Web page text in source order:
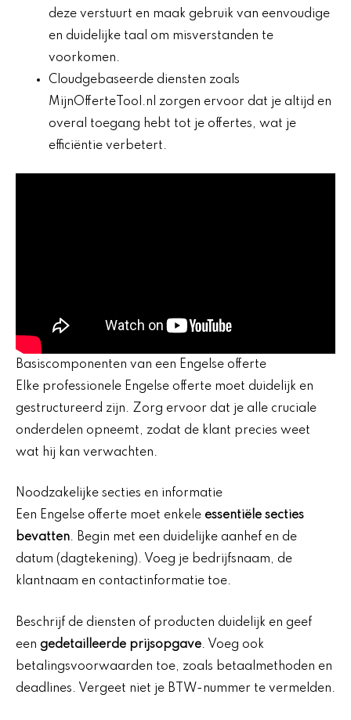
deze verstuurt en maak gebruik van eenvoudige
en duidelijke taal om misverstanden te
voorkomen.
Cloudgebaseerde diensten zoals
MijnOfferteTool.nl zorgen ervoor dat je altijd en
overal toegang hebt tot je offertes, wat je
efficiëntie verbetert.
Basiscomponenten van een Engelse offerte
Elke professionele Engelse offerte moet duidelijk en
gestructureerd zijn. Zorg ervoor dat je alle cruciale
onderdelen opneemt, zodat de klant precies weet
wat hij kan verwachten.
Noodzakelijke secties en informatie
Een Engelse offerte moet enkele essentiële secties
bevatten. Begin met een duidelijke aanhef en de
datum (dagtekening). Voeg je bedrijfsnaam, de
klantnaam en contactinformatie toe.
Beschrijf de diensten of producten duidelijk en geef
een gedetailleerde prijsopgave. Voeg ook
betalingsvoorwaarden toe, zoals betaalmethoden en
deadlines. Vergeet niet je BTW-nummer te vermelden.